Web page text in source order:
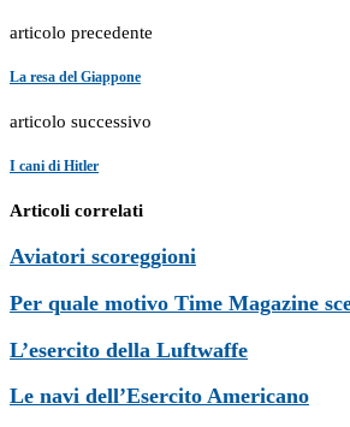
articolo precedente
La resa del Giappone
articolo successivo
I cani di Hitler
Articoli correlati
Aviatori scoreggioni
Per quale motivo Time Magazine
L’esercito della Luftwaffe
Le navi dell’Esercito Americano